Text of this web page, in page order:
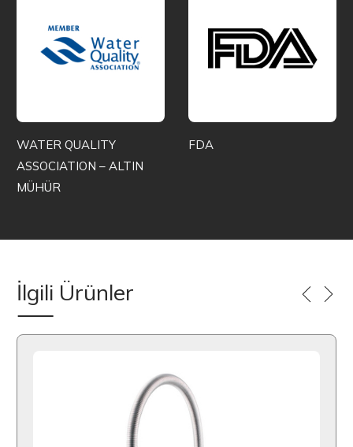
WATER QUALITY
ASSOCIATION – ALTIN
MÜHÜR
FDA
İlgili Ürünler